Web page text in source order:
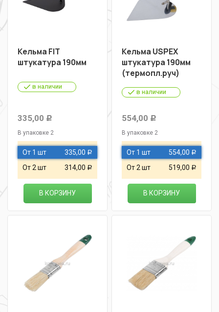
Кельма FIT
штукатура 190мм
в наличии
335,00 Р
В упаковке 2
От 1 шт 335,00 Р
От 2 шт 314,00 Р
В КОРЗИНУ
Кельма USPEX
штукатура 190мм
(термопл.руч)
в наличии
554,00 Р
В упаковке 2
От 1 шт 554,00 Р
От 2 шт 519,00 Р
В КОРЗИНУ